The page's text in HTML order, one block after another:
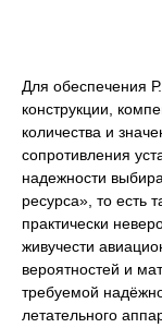
Для обеспечения
конструкции,
количества и
сопротивления
надежности
ресурса», то есть
практически
живучести
вероятностей и
требуемой
летательного